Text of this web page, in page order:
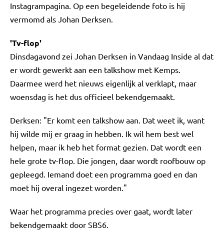
Instagrampagina. Op een begeleidende foto is hij
vermomd als Johan Derksen.
'Tv-flop'
Dinsdagavond zei Johan Derksen in Vandaag Inside al dat
er wordt gewerkt aan een talkshow met Kemps.
Daarmee werd het nieuws eigenlijk al verklapt, maar
woensdag is het dus officieel bekendgemaakt.
Derksen: "Er komt een talkshow aan. Dat weet ik, want
hij wilde mij er graag in hebben. Ik wil hem best wel
helpen, maar ik heb het format gezien. Dat wordt een
hele grote tv-flop. Die jongen, daar wordt roofbouw op
gepleegd. Iemand doet een programma goed en dan
moet hij overal ingezet worden."
Waar het programma precies over gaat, wordt later
bekendgemaakt door SBS6.